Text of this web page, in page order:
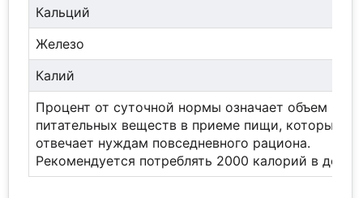
Кальций
Железо
Калий
Процент от суточной нормы означает объем
питательных веществ в приеме пищи, который
отвечает нуждам повседневного рациона.
Рекомендуется потреблять 2000 калорий в день.